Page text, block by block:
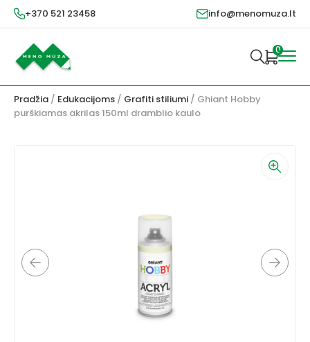
+370 521 23458 info@menomuza.lt
0
Pradžia / Edukacijoms / Grafiti stiliumi / Ghiant Hobby
purškiamas akrilas 150ml dramblio kaulo